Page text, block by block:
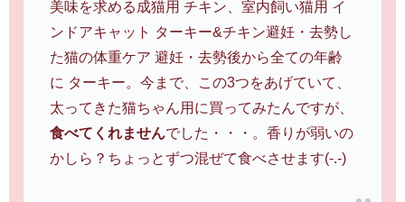
美味を求める成猫用 チキン、室内飼い猫用 イ
ンドアキャット ターキー&チキン避妊・去勢し
た猫の体重ケア 避妊・去勢後から全ての年齢
に ターキー。今まで、この3つをあげていて、
太ってきた猫ちゃん用に買ってみたんですが、
食べてくれませんでした・・・。香りが弱いの
かしら？ちょっとずつ混ぜて食べさせます(-.-)